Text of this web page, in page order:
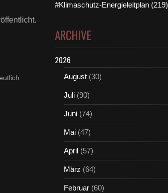
#Klimaschutz-Energieleitplan (219)
ARCHIVE
2026
August (30)
Juli (90)
Juni (74)
Mai (47)
April (57)
März (64)
Februar (60)